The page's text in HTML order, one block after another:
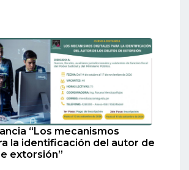
“Los mecanismos
la identificación del autor de
extorsión”